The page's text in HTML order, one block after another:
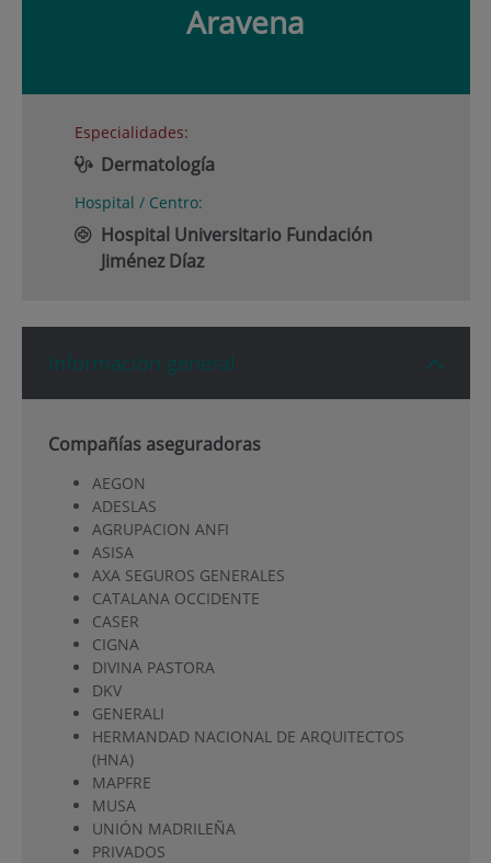
Aravena
Especialidades:
Dermatología
Hospital / Centro:
Hospital Universitario Fundación
Jiménez Díaz
Información general
Compañías aseguradoras
AEGON
ADESLAS
AGRUPACION ANFI
ASISA
AXA SEGUROS GENERALES
CATALANA OCCIDENTE
CASER
CIGNA
DIVINA PASTORA
DKV
GENERALI
HERMANDAD NACIONAL DE ARQUITECTOS
(HNA)
MAPFRE
MUSA
UNIÓN MADRILEÑA
PRIVADOS